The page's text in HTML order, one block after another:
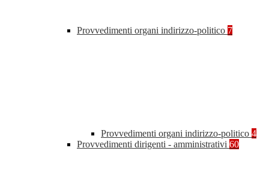
Provvedimenti organi indirizzo-politico 7
Provvedimenti organi indirizzo-politico 4
Provvedimenti dirigenti - amministrativi 60